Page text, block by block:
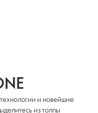
и новейшие
из толпы